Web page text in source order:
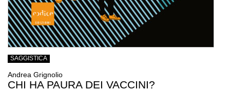
SAGGISTICA
Andrea Grignolio
CHI HA PAURA DEI VACCINI?